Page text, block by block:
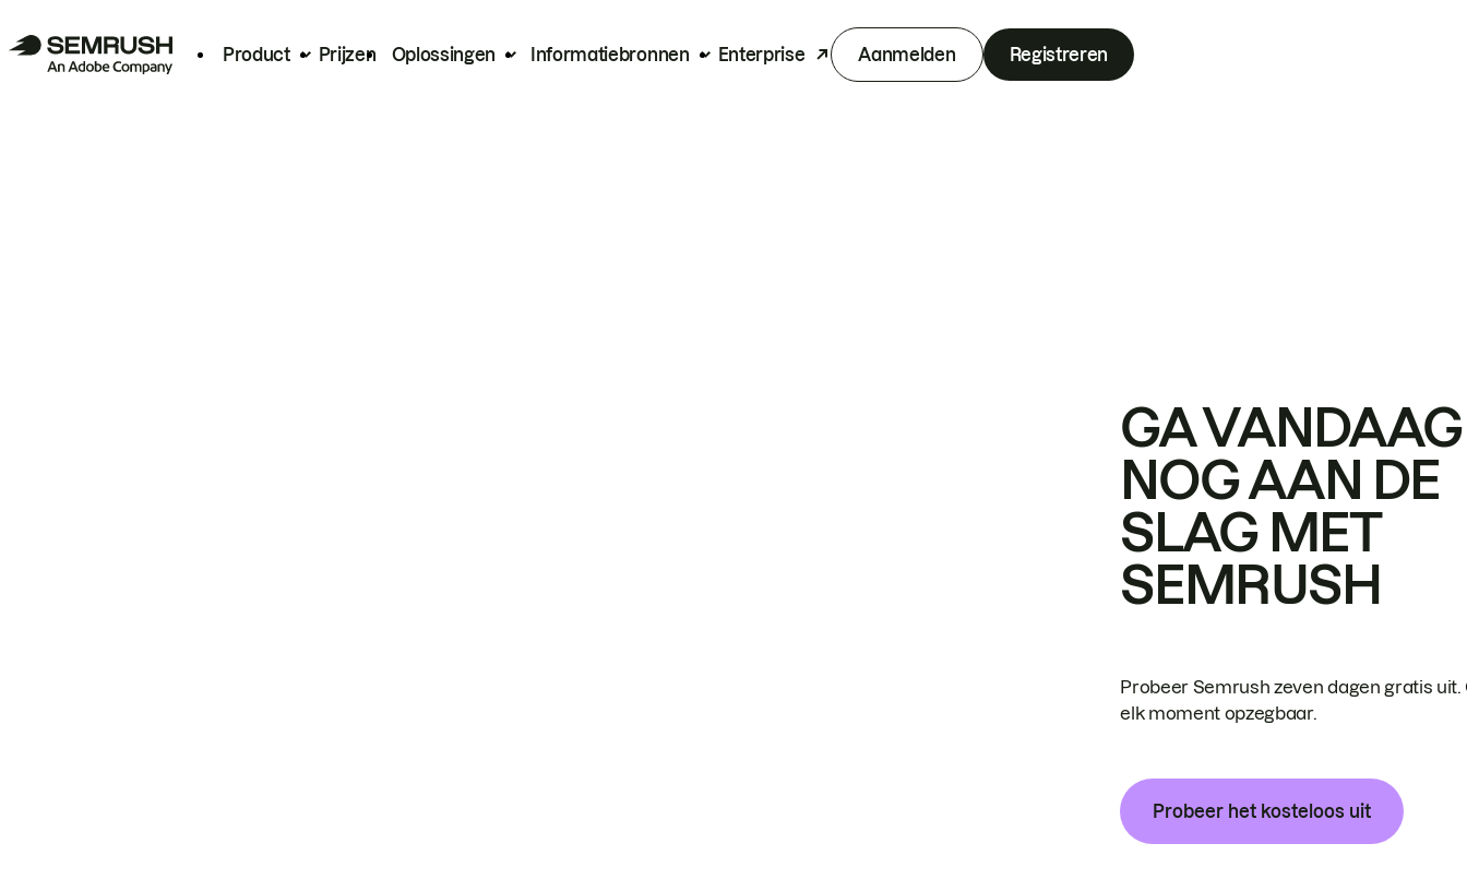
Product Prijzen Oplossingen Informatiebronnen Enterprise Aanmelden Registreren
GA VANDAAG
NOG AAN DE
SLAG MET
SEMRUSH
Probeer Semrush zeven dagen gratis uit.
elk moment opzegbaar.
Probeer het kosteloos uit